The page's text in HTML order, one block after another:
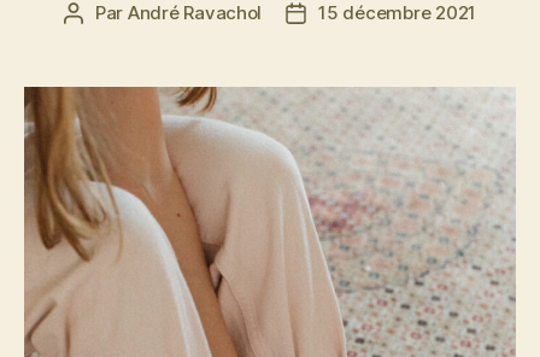
Auteur
Par André Ravachol
Date15 décembre 2021